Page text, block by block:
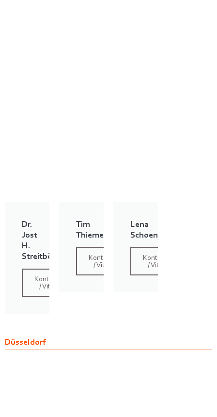
Dr.
Jost
H.
Streitbörger
Kontakt
/ Vita
Tim
Thieme
Kontakt
/ Vita
Lena
Schoenfelder
Kontakt
/ Vita
Düsseldorf